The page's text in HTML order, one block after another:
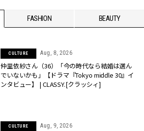
FASHION BEAUTY
CULTURE Aug, 8, 2026
仲里依紗さん（36）「今の時代なら結婚は選ん
でいないかも」【ドラマ『Tokyo middle 30』イ
ンタビュー】 | CLASSY.[クラッシィ]
CULTURE Aug, 9, 2026